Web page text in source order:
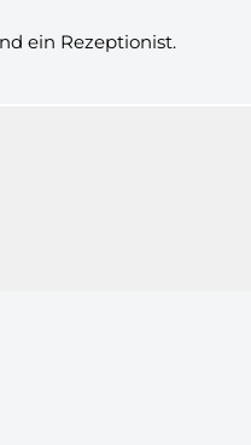
ein Rezeptionist.